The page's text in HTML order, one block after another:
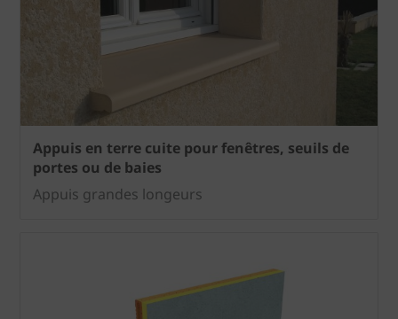
Appuis en terre cuite pour fenêtres, seuils de
portes ou de baies
Appuis grandes longeurs